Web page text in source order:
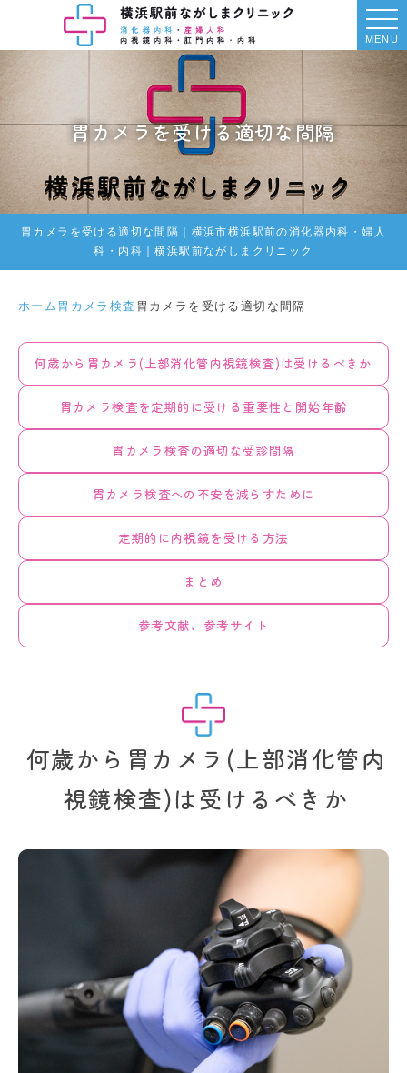
MENU
胃カメラを受ける適切な間隔
胃カメラを受ける適切な間隔｜横浜市横浜駅前の消化器内科・婦人
科・内科｜横浜駅前ながしまクリニック
ホーム 胃カメラ検査 胃カメラを受ける適切な間隔
何歳から胃カメラ(上部消化管内視鏡検査)は受けるべきか
胃カメラ検査を定期的に受ける重要性と開始年齢
胃カメラ検査の適切な受診間隔
胃カメラ検査への不安を減らすために
定期的に内視鏡を受ける方法
まとめ
参考文献、参考サイト
何歳から胃カメラ(上部消化管内
視鏡検査)は受けるべきか